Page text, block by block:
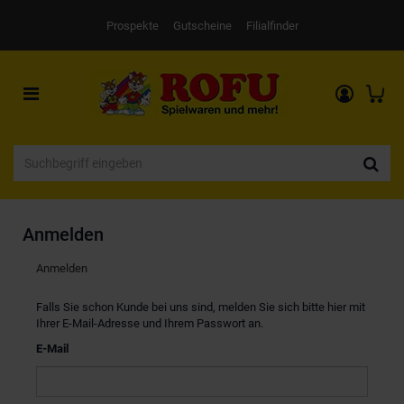
Prospekte Gutscheine Filialfinder
Toggle
navigation
Anmelden
Anmelden
Falls Sie schon Kunde bei uns sind, melden Sie sich bitte hier mit
Ihrer E-Mail-Adresse und Ihrem Passwort an.
E-Mail